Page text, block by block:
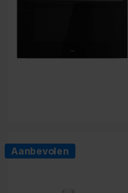
Aanbevolen